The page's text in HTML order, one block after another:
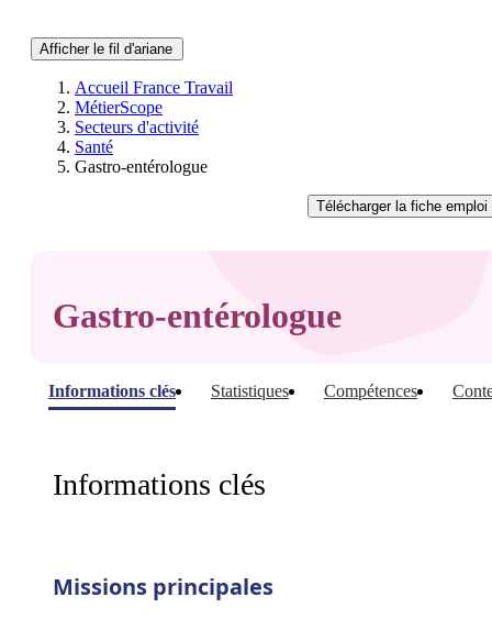
Afficher le fil d'ariane
Accueil France Travail
MétierScope
Secteurs d'activité
Santé
Gastro-entérologue
Télécharger la fiche emploi
Gastro-entérologue
Informations clés Statistiques Compétences
Informations clés
Missions principales